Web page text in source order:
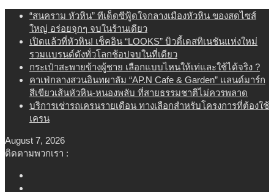
Skip
content
“สนคราม หัวหิน” ทีเด็ดซีฟู้ดใจกลางเมืองหัวหิน ของสดไซส์
ใหญ่ อร่อยจุกๆ จบในร้านเดียว
เปิดแล้วที่หัวหิน! เช็คอิน “LOOKS” บิวตี้เดสทิเนชันแห่งใหม่
รวมแบรนด์ดังทั่วโลกช้อปจบในที่เดียว
กระเป๋าสะพายข้างผู้ชาย เลือกแบบไหนให้เท่และใช้ได้จริง ?
คาเฟ่กลางสวนอินทผาลัม “AP.N Cafe & Garden” แลนด์มาร์ก
สีเขียวเส้นหัวหิน-หนองพลับ ที่สายธรรมชาติไม่ควรพลาด
บริการเช่ารถเครนรายเดือน ทางเลือกสำหรับโครงการที่ต้องใช้
เครน
August 7, 2026
ติดตามพวกเรา :